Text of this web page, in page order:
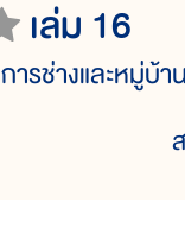
เล่ม 16
การช่างและหมู่บ้า